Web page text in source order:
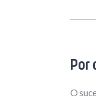
Por
O